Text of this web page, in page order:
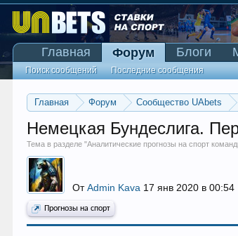
Главная Форум Сообщество UAbets
Немецкая Бундеслига.
Тема в разделе "Аналитические прогнозы на спорт
ОтAdmin Kava 17 янв 2020 в 00:54
Прогнозы на спорт
Главная Форум
Поиск сообщений Последние сообщения
Блоги